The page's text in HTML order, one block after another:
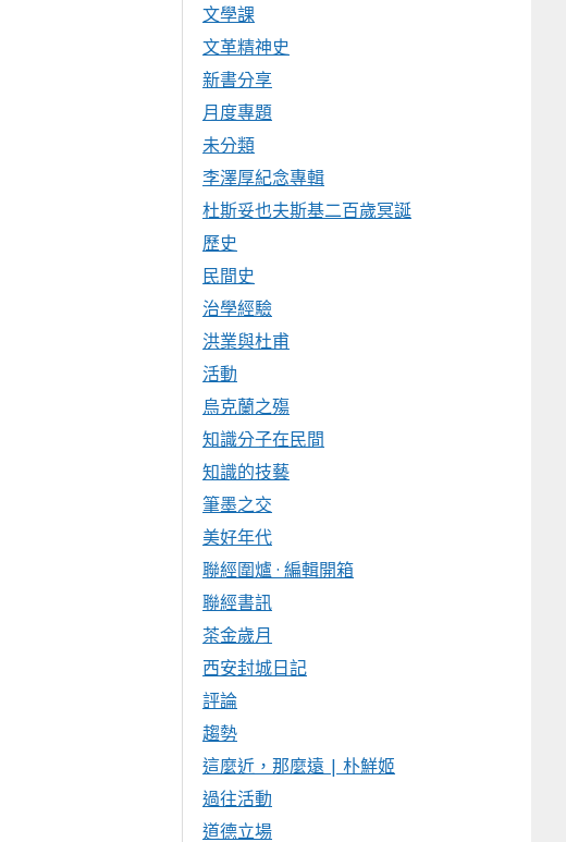
文學課
文革精神史
新書分享
月度專題
未分類
李澤厚紀念專輯
杜斯妥也夫斯基二百歲冥誕
歷史
民間史
治學經驗
洪業與杜甫
活動
烏克蘭之殤
知識分子在民間
知識的技藝
筆墨之交
美好年代
聯經圍爐 · 編輯開箱
聯經書訊
茶金歲月
西安封城日記
評論
趨勢
這麼近，那麼遠 | 朴鮮姬
過往活動
道德立場